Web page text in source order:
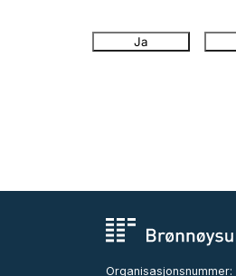
Ja
Organisasjonsnummer: